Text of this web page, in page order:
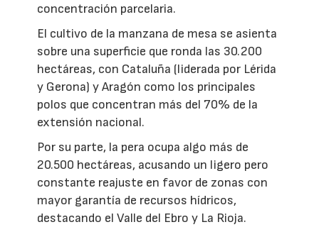
concentración parcelaria.
El cultivo de la manzana de mesa se asienta
sobre una superficie que ronda las 30.200
hectáreas, con Cataluña (liderada por Lérida
y Gerona) y Aragón como los principales
polos que concentran más del 70% de la
extensión nacional.
Por su parte, la pera ocupa algo más de
20.500 hectáreas, acusando un ligero pero
constante reajuste en favor de zonas con
mayor garantía de recursos hídricos,
destacando el Valle del Ebro y La Rioja.